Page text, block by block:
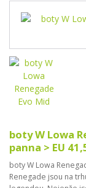
boty W Lowa
panna > EU
boty W Lowa
Renegade jsou na